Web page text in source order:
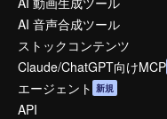
AI 音声合成ツール
ストックコンテンツ
Claude/ChatGPT向けMCP
エージェント 新規
API